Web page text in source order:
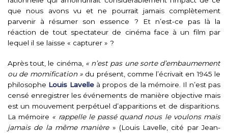
que nous avons vu et ne pourrait jamais complètement
parvenir à résumer son essence ? Et n’est-ce pas là la
réaction de tout spectateur de cinéma face à un film par
lequel il se laisse « capturer » ?
Après tout, le cinéma, « n’est pas une sorte d’embaumement
ou de momification »du présent, comme l’écrivait en 1945 le
philosophe Louis Lavelleà propos de la mémoire. Il n’est pas
censé enregistrer les événements de manière objective mais
est un mouvement perpétuel d’apparitions et de disparitions.
La mémoire « rappelle le passé quand nous le voulons mais
jamais de la même manière» (Louis Lavelle, cité par Jean-